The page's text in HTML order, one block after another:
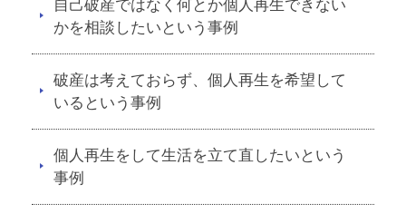
自己破産ではなく何とか個人再生できない
かを相談したいという事例
破産は考えておらず、個人再生を希望して
いるという事例
個人再生をして生活を立て直したいという
事例